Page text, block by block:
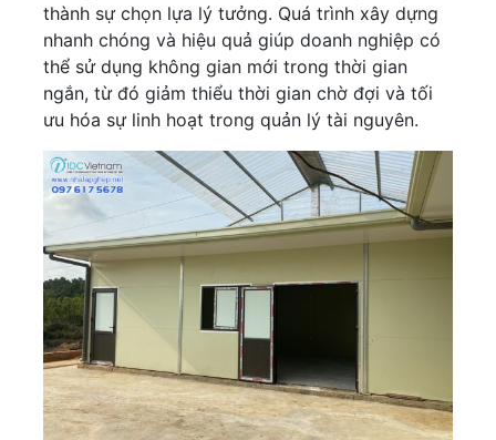
thành sự chọn lựa lý tưởng. Quá trình xây dựng
nhanh chóng và hiệu quả giúp doanh nghiệp có
thể sử dụng không gian mới trong thời gian
ngắn, từ đó giảm thiểu thời gian chờ đợi và tối
ưu hóa sự linh hoạt trong quản lý tài nguyên.